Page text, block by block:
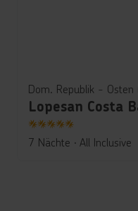
Dom. Republik - Osten
5
7 Nächte ∙ All Inclusive